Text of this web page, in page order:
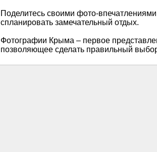
Поделитесь своими фото-
спланировать замечательный отдых.
Фотографии Крыма – первое
позволяющее сделать правильный